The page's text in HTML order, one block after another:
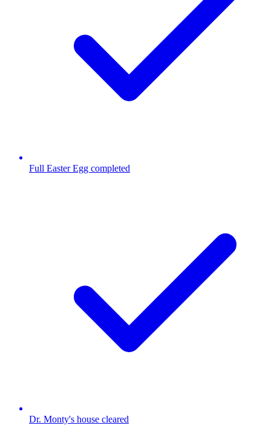
Full Easter Egg completed
Dr. Monty's house cleared